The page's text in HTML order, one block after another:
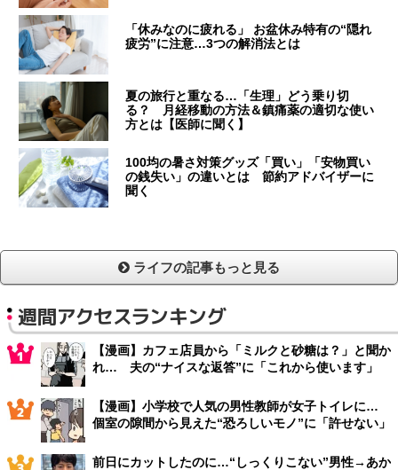
「休みなのに疲れる」 お盆休み特有の“隠れ
疲労”に注意…3つの解消法とは
夏の旅行と重なる…「生理」どう乗り切
る？ 月経移動の方法＆鎮痛薬の適切な使い
方とは【医師に聞く】
100均の暑さ対策グッズ「買い」「安物買い
の銭失い」の違いとは 節約アドバイザーに
聞く
ライフの記事もっと見る
週間アクセスランキング
【漫画】カフェ店員から「ミルクと砂糖は？」と聞か
れ… 夫の“ナイスな返答”に「これから使います」
【漫画】小学校で人気の男性教師が女子トイレに…
個室の隙間から見えた“恐ろしいモノ”に「許せない」
前日にカットしたのに…“しっくりこない”男性→あか